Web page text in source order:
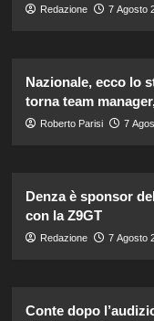
Redazione 7 Agosto
Nazionale, ecco lo
torna team
Roberto Parisi 7
Denza è sponsor
con la Z9GT
Redazione 7 Agosto
Conte dopo